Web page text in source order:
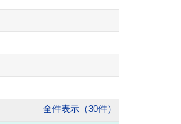
全件表示（30件）